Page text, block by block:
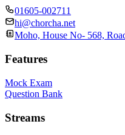
01605-002711
hi@chorcha.net
Moho, House No- 568,
Features
Mock Exam
Question Bank
Streams